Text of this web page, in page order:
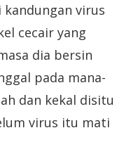
kandungan virus
cecair yang
dia bersin
pada mana-
dan kekal disitu
virus itu mati